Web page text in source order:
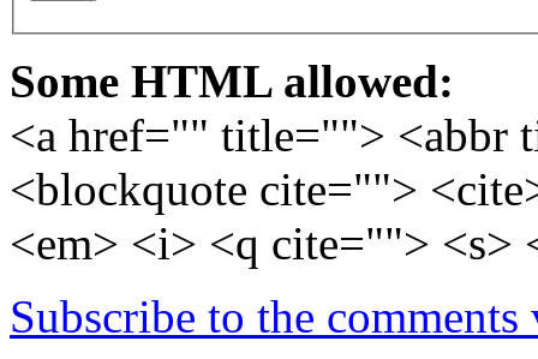
Some HTML allowed:
<a href="" title=""> <abbr
<blockquote cite="">
<em> <i> <q cite=""> <s>
Subscribe to the comments